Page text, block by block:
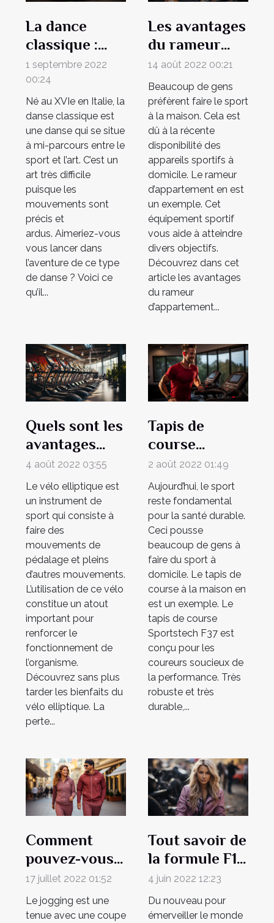
La dance
classique :
une dance qui
reflète la
classe et
l'intégrité
1 septembre 2022
00:24
Né au XVIe en Italie, la
danse classique est
une danse qui se situe
à mi-parcours entre le
sport et l’art. C’est un
art très difficile
puisque les
mouvements sont
précis et
ardus. Aimeriez-vous
vous lancer dans
l’aventure de ce type
de danse ? Voici ce
qu’il...
Les avantages
du rameur
pour sport
maison
14 août 2022 00:21
Beaucoup de gens
préfèrent faire le sport
à la maison. Cela est
dû à la récente
disponibilité des
appareils sportifs à
domicile. Le rameur
d’appartement en est
un exemple. Cet
équipement sportif
vous aide à atteindre
divers objectifs.
Découvrez dans cet
article les avantages
du rameur
d’appartement...
Quels sont les
avantages
d’un vélo
elliptique ?
4 août 2022 03:55
Le vélo elliptique est
un instrument de
sport qui consiste à
faire des
mouvements de
pédalage et pleins
d’autres mouvements.
L’utilisation de ce vélo
constitue un atout
important pour
renforcer le
fonctionnement de
l’organisme.
Découvrez sans plus
tarder les bienfaits du
vélo elliptique. La
perte...
Tapis de
course
Sportstech,
les
fondamentaux
de cette
marque de
tapis
2 août 2022 01:49
Aujourd’hui, le sport
reste fondamental
pour la santé durable.
Ceci pousse
beaucoup de gens à
faire du sport à
domicile. Le tapis de
course à la maison en
est un exemple. Le
tapis de course
Sportstech F37 est
conçu pour les
coureurs soucieux de
la performance. Très
robuste et très
durable,...
Comment
pouvez-vous
très bien
choisir votre
jogging ?
17 juillet 2022 01:52
Le jogging est une
tenue avec une coupe
Tout savoir de
la formule F1
des women's
4 juin 2022 12:23
Du nouveau pour
émerveiller le monde